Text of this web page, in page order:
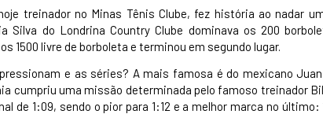
treinador no Minas Tênis Clube, fez história ao nadar
Silva do Londrina Country Clube dominava os 200
1500 livre de borboleta e terminou em segundo lugar.
e as séries? A mais famosa é do mexicano Juan
cumpriu uma missão determinada pelo famoso treinador
de 1:09, sendo o pior para 1:12 e a melhor marca no